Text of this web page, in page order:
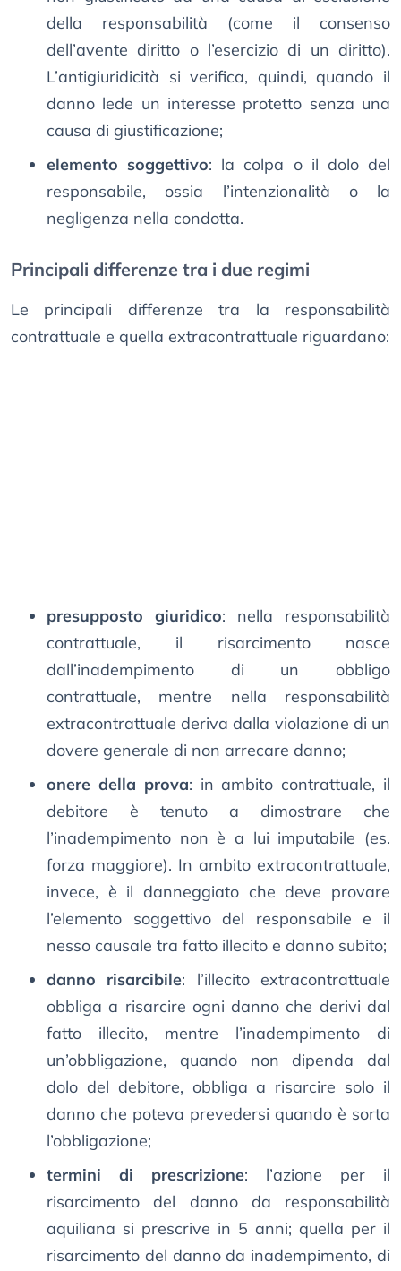
della responsabilità (come il consenso
dell’avente diritto o l’esercizio di un diritto).
L’antigiuridicità si verifica, quindi, quando il
danno lede un interesse protetto senza una
causa di giustificazione;
elemento soggettivo: la colpa o il dolo del
responsabile, ossia l’intenzionalità o la
negligenza nella condotta.
Principali differenze tra i due regimi
Le principali differenze tra la responsabilità
contrattuale e quella extracontrattuale riguardano:
presupposto giuridico: nella responsabilità
contrattuale, il risarcimento nasce
dall’inadempimento di un obbligo
contrattuale, mentre nella responsabilità
extracontrattuale deriva dalla violazione di un
dovere generale di non arrecare danno;
onere della prova: in ambito contrattuale, il
debitore è tenuto a dimostrare che
l’inadempimento non è a lui imputabile (es.
forza maggiore). In ambito extracontrattuale,
invece, è il danneggiato che deve provare
l’elemento soggettivo del responsabile e il
nesso causale tra fatto illecito e danno subito;
danno risarcibile: l’illecito extracontrattuale
obbliga a risarcire ogni danno che derivi dal
fatto illecito, mentre l’inadempimento di
un’obbligazione, quando non dipenda dal
dolo del debitore, obbliga a risarcire solo il
danno che poteva prevedersi quando è sorta
l’obbligazione;
termini di prescrizione: l’azione per il
risarcimento del danno da responsabilità
aquiliana si prescrive in 5 anni; quella per il
risarcimento del danno da inadempimento, di